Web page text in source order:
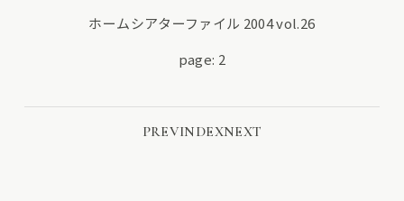
ホームシアターファイル 2004 vol.26
page: 2
PREVINDEXNEXT